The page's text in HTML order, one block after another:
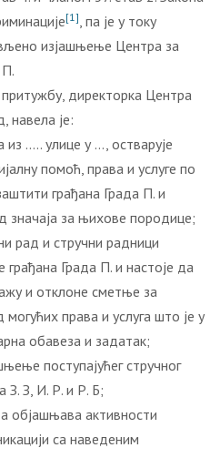
[1], па је у току
изјашњење Центра за
директорка Центра
навела је:
….. улице у …, остварује
помоћ, права и услуге по
грађана Града П. и
значаја за њихове породице;
рад и стручни радници
Града П. и настоје да
и отклоне сметње за
права и услуга што је у
обавеза и задатак;
поступајућег стручног
З. З, И. Р. и Р. Б;
објашњава активности
са наведеним